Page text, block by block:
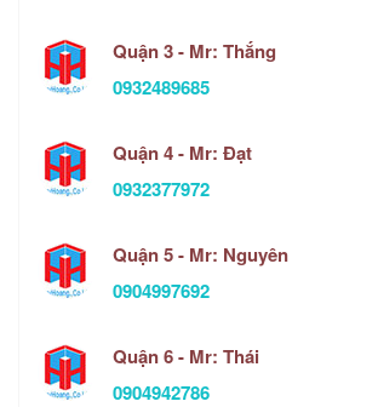
Quận 3 - Mr: Thắng
0932489685
Quận 4 - Mr: Đạt
0932377972
Quận 5 - Mr: Nguyên
0904997692
Quận 6 - Mr: Thái
0904942786